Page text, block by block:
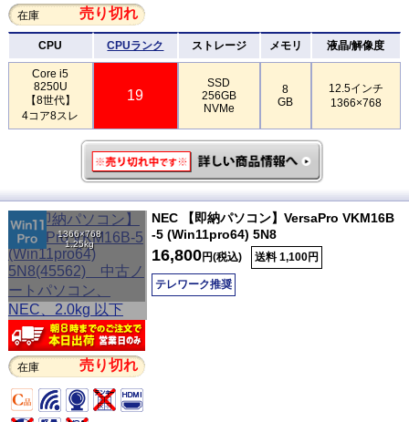
在庫 売り切れ
CPU CPUランク ストレージ メモリ 液晶/解像度
Core i5
8250U
【8世代】
4コア8スレ
19
SSD
256GB
NVMe
8
GB
12.5インチ
1366×768
1366×768
1.25kg
在庫 売り切れ
NEC 【即納パソコン】VersaPro VKM16B
-5 (Win11pro64) 5N8
16,800円(税込) 送料 1,100円
テレワーク推奨